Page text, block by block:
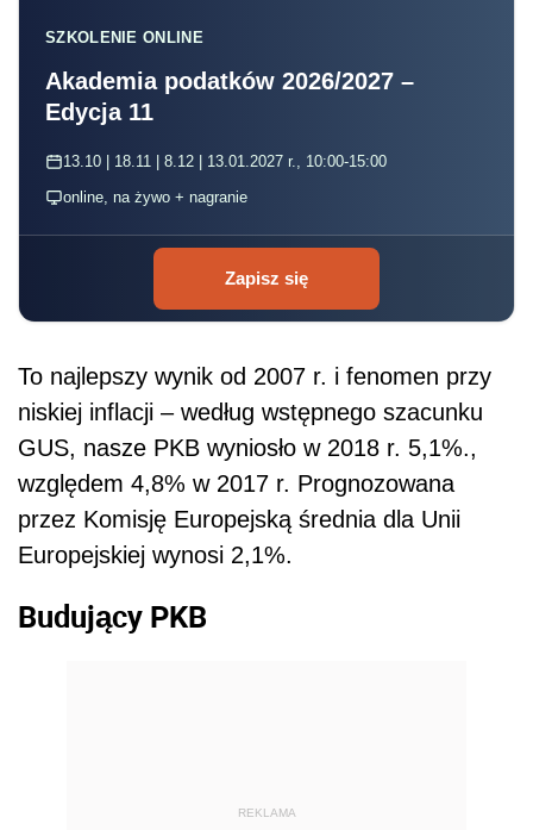
SZKOLENIE ONLINE
Akademia podatków 2026/2027 –
Edycja 11
13.10 | 18.11 | 8.12 | 13.01.2027 r., 10:00-15:00
online, na żywo + nagranie
Zapisz się
To najlepszy wynik od 2007 r. i fenomen przy
niskiej inflacji – według wstępnego szacunku
GUS, nasze PKB wyniosło w 2018 r. 5,1%.,
względem 4,8% w 2017 r. Prognozowana
przez Komisję Europejską średnia dla Unii
Europejskiej wynosi 2,1%.
Budujący PKB
REKLAMA